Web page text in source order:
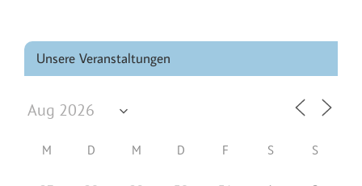
Unsere Veranstaltungen
M D M D F S S